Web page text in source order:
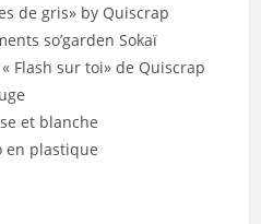
de gris» by Quiscrap
so’garden Sokaï
Flash sur toi» de Quiscrap
et blanche
en plastique